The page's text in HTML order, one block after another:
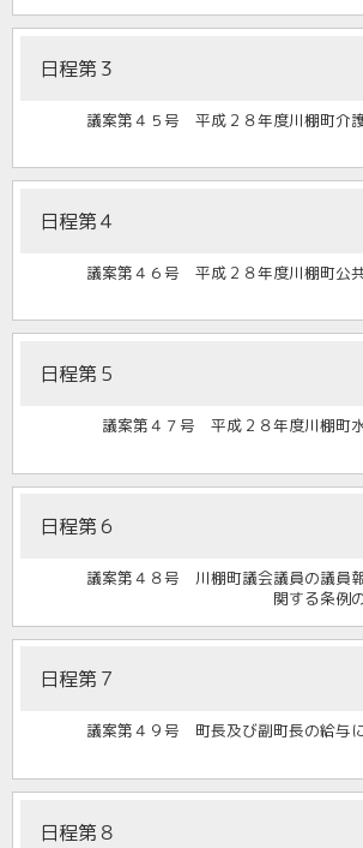
日程第３
議案第４５号 平成２８年度川棚町介
日程第４
議案第４６号 平成２８年度川棚町公
日程第５
議案第４７号 平成２８年度川棚町
日程第６
議案第４８号 川棚町議会議員の議員
関する条例
日程第７
議案第４９号 町長及び副町長の給与
日程第８